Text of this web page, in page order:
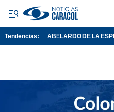
Tendencias: ABELARDO DE LA